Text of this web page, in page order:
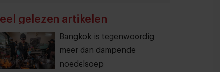
gelezen artikelen
Bangkok is tegenwoordig
meer dan dampende
noedelsoep